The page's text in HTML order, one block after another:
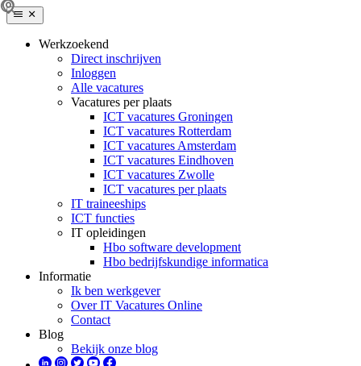
Werkzoekend
Direct inschrijven
Inloggen
Alle vacatures
Vacatures per plaats
ICT vacatures Groningen
ICT vacatures Rotterdam
ICT vacatures Amsterdam
ICT vacatures Eindhoven
ICT vacatures Zwolle
ICT vacatures per plaats
IT traineeships
ICT functies
IT opleidingen
Hbo software development
Hbo bedrijfskundige informatica
Informatie
Ik ben werkgever
Over IT Vacatures Online
Contact
Blog
Bekijk onze blog